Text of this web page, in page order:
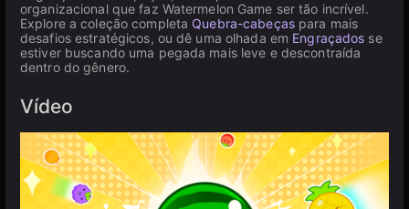
organizacional que faz Watermelon Game ser tão incrível.
Explore a coleção completa Quebra-cabeçaspara mais
desafios estratégicos, ou dê uma olhada em Engraçados se
estiver buscando uma pegada mais leve e descontraída
dentro do gênero.
Vídeo